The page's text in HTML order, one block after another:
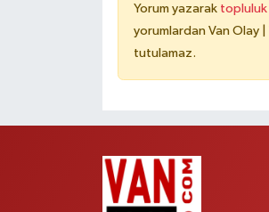
Yorum yazarak topluluk
yorumlardan Van Olay
tutulamaz.